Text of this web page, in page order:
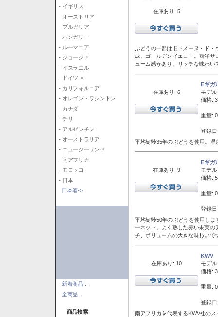
- イギリス
- オーストリア
- ブルガリア
- ハンガリー
- ルーマニア
- ジョージア
- イスラエル
- ドイツ->
- カリフォルニア
- オレゴン・ワシントン
- カナダ
- チリ
- アルゼンチン
- オーストラリア
- ニュージーランド
- 南アフリカ
- モロッコ
- 日本
日本酒->
新着商品...
全商品...
商品検索
在庫あり: 5
ぶどうの一部は旧ドメーヌ・ド・
成。ゴールデンイエロー。西洋
ューム感があり、リッチな味わい
在庫あり: 6
Eギガ
モデル:
価格:
重量:
登録
平均樹齢35年のぶどうを使用。
在庫あり: 9
Eギガ
モデル:
価格:
重量:
登録
平均樹齢50年のぶどうを使用し
ーネット。よく熟した赤い果実
チ、ボリュームの大きな味わいで
在庫あり: 10
KWV
モデル:
価格:
重量:
登録
南アフリカを代表するKWV社の